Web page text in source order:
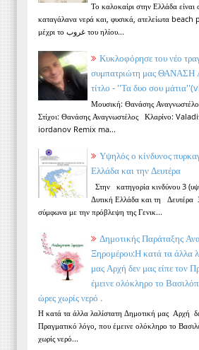
Το καλοκαίρι στην Ελλάδα
καταγάλανα νερά και, φυσικά, ατελείωτα
μέχρι το غروب του ηλίου...
Κυκλοφόρησε του νέο
συμπατριώτη μας
τίτλο - ''Τα δυο σου
Μουσική: Θανάσης
Στίχοι: Θανάσης Αναγνωστέλος Κλαρίνο:
iordanov Remix ma...
Υψηλός ο κίνδυνος
Ελλάδα και την Δευτέρα
Στην κατηγορία κινδύνου 3
Δυτική Ελλάδα και τη Δευτέρα
σύμφωνα με την πρόβλεψη της Γενικ...
Δημοτικής Παράταξης
Ξηρομέρου:Η κατά τα άλλα
μας Αρχή δεν μας είπε τον
έμεινε ολόκληρο το
ώρες χωρίς νερό .
Η κατά τα άλλα λαλίστατη Δημοτική μας Αρχή
Πραγματικό λόγο, που έμεινε ολόκληρο το
χωρίς νερό...